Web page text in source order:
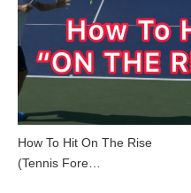
How To Hit On The Rise
(Tennis Fore…